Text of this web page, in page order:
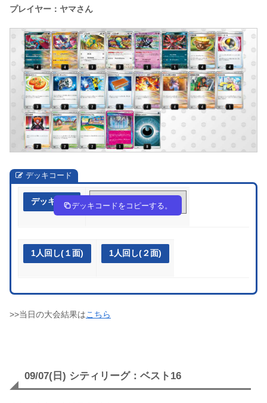
プレイヤー：ヤマさん
デッキコード
デッキ作成 c4c88D-NFkr28-DGK8GY
デッキコードをコピーする。
1人回し(１面) 1人回し(２面)
>>当日の大会結果はこちら
09/07(日) シティリーグ：ベスト16